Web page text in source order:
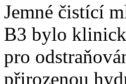
Jemné čistící
B3 bylo
pro
přirozenou